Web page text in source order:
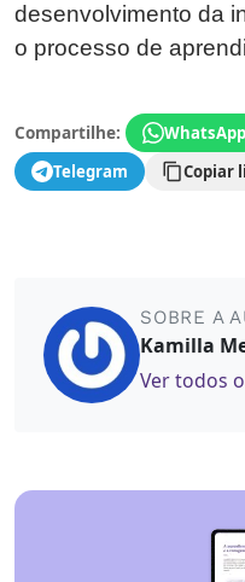
desenvolvimento da
o processo de
Compartilhe: WhatsApp
Telegram
Copiar
SOBRE A
Kamilla
Ver todos